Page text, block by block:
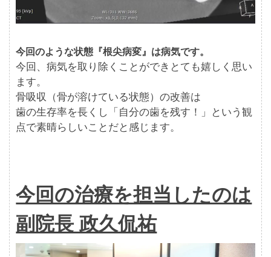
今回のような状態『根尖病変』は病気です。
今回、病気を取り除くことができとても嬉しく思い
ます。
骨吸収（骨が溶けている状態）の改善は
歯の生存率を長くし「自分の歯を残す！」という観
点で素晴らしいことだと感じます。
今回の治療を担当したのは
副院長 政久侃祐